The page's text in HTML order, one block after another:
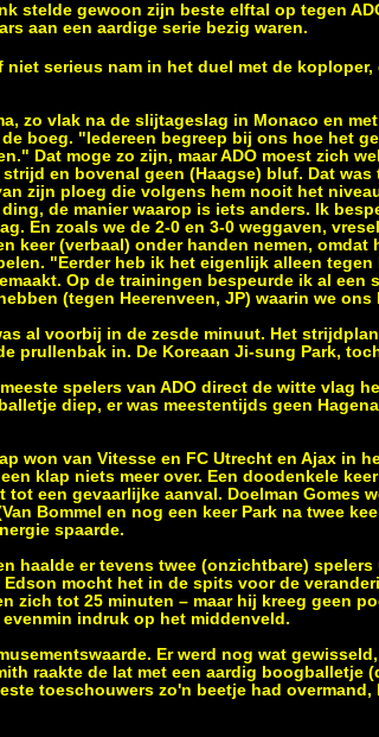
stelde gewoon zijn beste elftal op tegen
aan een aardige serie bezig waren.
niet serieus nam in het duel met de
zo vlak na de slijtageslag in Monaco en
boeg. "Iedereen begreep bij ons hoe het
Dat moge zo zijn, maar ADO moest zich
en bovenal geen (Haagse) bluf. Dat was
zijn ploeg die volgens hem nooit het
de manier waarop is iets anders. Ik
En zoals we de 2-0 en 3-0 weggaven,
keer (verbaal) onder handen nemen, omdat
"Eerder heb ik het eigenlijk alleen tegen
Op de trainingen bespeurde ik al een
(tegen Heerenveen, JP) waarin we
al voorbij in de zesde minuut. Het
prullenbak in. De Koreaan Ji-sung Park,
spelers van ADO direct de witte vlag
diep, er was meestentijds geen
won van Vitesse en FC Utrecht en Ajax in
klap niets meer over. Een doodenkele
een gevaarlijke aanval. Doelman Gomes
Bommel en nog een keer Park na twee
spaarde.
haalde er tevens twee (onzichtbare) spelers
mocht het in de spits voor de
zich tot 25 minuten – maar hij kreeg geen
indruk op het middenveld.
Er werd nog wat gewisseld,
raakte de lat met een aardig boogballetje
toeschouwers zo'n beetje had